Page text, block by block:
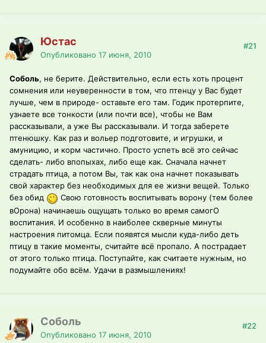
Юстас
Опубликовано 17 июня, 2010
#21
Соболь, не берите. Действительно, если есть хоть процент
сомнения или неуверенности в том, что птенцу у Вас будет
лучше, чем в природе- оставьте его там. Годик протерпите,
узнаете все тонкости (или почти все), чтобы не Вам
рассказывали, а уже Вы рассказывали. И тогда заберете
птенюшку. Как раз и вольер подготовите, и игрушки, и
амуницию, и корм частично. Просто успеть всё это сейчас
сделать- либо впопыхах, либо еще как. Сначала начнет
страдать птица, а потом Вы, так как она начнет показывать
свой характер без необходимых для ее жизни вещей. Только
без обид
Свою готовность воспитывать ворону (тем более
вОрона) начинаешь ощущать только во время самогО
воспитания. И особенно в наиболее скверные минуты
настроения питомца. Если появятся мысли куда-либо деть
птицу в такие моменты, считайте всё пропало. А пострадает
от этого только птица. Поступайте, как считаете нужным, но
подумайте обо всём. Удачи в размышлениях!
Соболь
Опубликовано 17 июня, 2010
#22